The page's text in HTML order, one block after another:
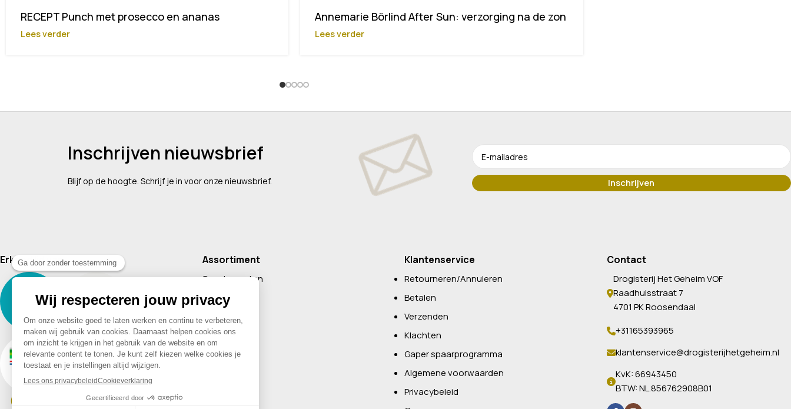
RECEPT Punch met prosecco en ananas
Lees verder
Annemarie Börlind After Sun: verzorging na de zon
Lees verder
Inschrijven nieuwsbrief
Blijf op de hoogte. Schrijf je in voor onze nieuwsbrief.
Erkend lid van Assortiment
Supplementen
Cosmetica
Baby & Kind
Voeding
Boeken
Klantenservice
Retourneren/Annuleren
Betalen
Verzenden
Klachten
Gaper spaarprogramma
Algemene voorwaarden
Privacybeleid
Contact
Drogisterij Het Geheim VOF
Raadhuisstraat 7
4701 PK Roosendaal
+31165393965
klantenservice@drogisterijhetgeheim.nl
KvK: 66943450
BTW: NL.856762908B01